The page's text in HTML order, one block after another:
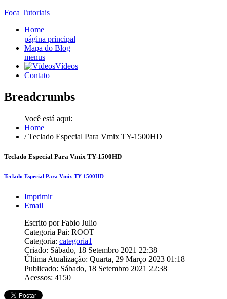
Foca Tutoriais
Home
página principal
Mapa do Blog
menus
Vídeos
Contato
Breadcrumbs
Você está aqui:
Home
/ Teclado Especial Para Vmix TY-1500HD
Teclado Especial Para Vmix TY-1500HD
Teclado Especial Para Vmix TY-1500HD
Imprimir
Email
Escrito por Fabio Julio
Categoria Pai: ROOT
Categoria: categoria1
Criado: Sábado, 18 Setembro 2021 22:38
Última Atualização: Quarta, 29 Março 2023 01:18
Publicado: Sábado, 18 Setembro 2021 22:38
Acessos: 4150